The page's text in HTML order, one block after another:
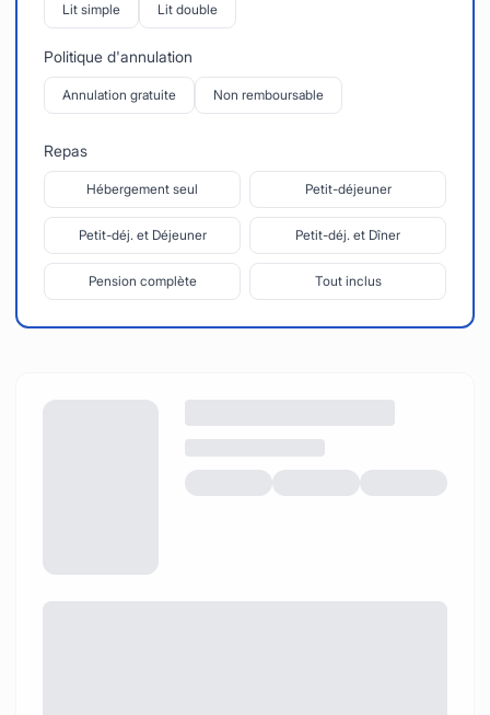
Lit simple Lit double
Politique d'annulation
Annulation gratuite Non remboursable
Repas
Hébergement seul Petit-déjeuner
Petit-déj. et Déjeuner Petit-déj. et Dîner
Pension complète Tout inclus